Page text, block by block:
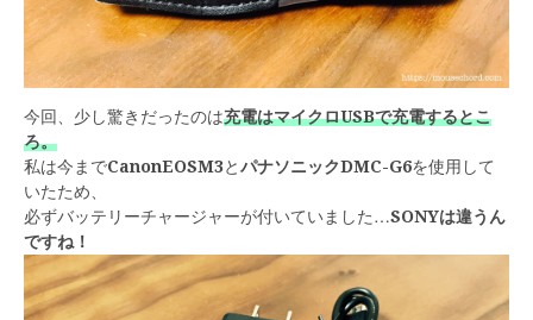
今回、少し驚きだったのは充電はマイクロUSBで充電するとこ
ろ。
私は今までCanonEOSM3とパナソニックDMC-G6を使用して
いたため、
必ずバッテリーチャージャーが付いていました…SONYは違うん
ですね！